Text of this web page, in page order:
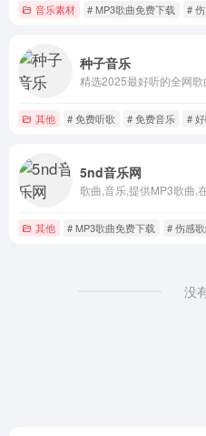
音乐素材 # MP3歌曲免费下载 #
种子音乐
其他 # 免费听歌 # 免费音乐 #
5nd音乐网
其他 # MP3歌曲免费下载 # 伤感
没